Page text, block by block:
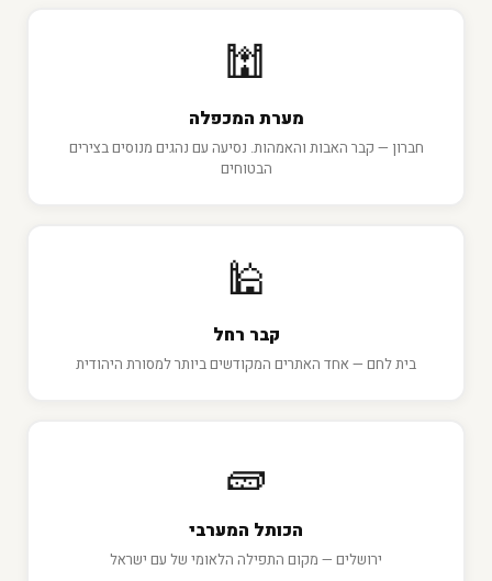
🕍
מערת המכפלה
חברון — קבר האבות והאמהות. נסיעה עם נהגים מנוסים בצירים
הבטוחים
🕌
קבר רחל
בית לחם — אחד האתרים המקודשים ביותר למסורת היהודית
🧱
הכותל המערבי
ירושלים — מקום התפילה הלאומי של עם ישראל